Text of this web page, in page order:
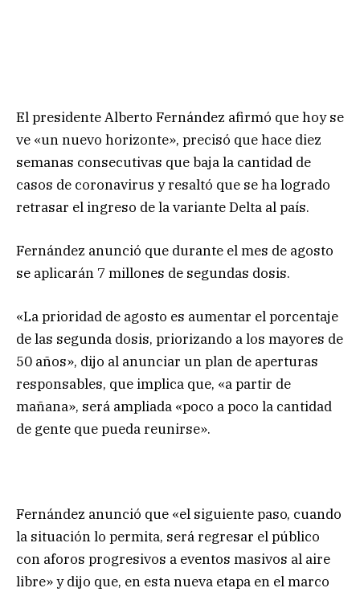
El presidente Alberto Fernández afirmó que hoy se
ve «un nuevo horizonte», precisó que hace diez
semanas consecutivas que baja la cantidad de
casos de coronavirus y resaltó que se ha logrado
retrasar el ingreso de la variante Delta al país.
Fernández anunció que durante el mes de agosto
se aplicarán 7 millones de segundas dosis.
«La prioridad de agosto es aumentar el porcentaje
de las segunda dosis, priorizando a los mayores de
50 años», dijo al anunciar un plan de aperturas
responsables, que implica que, «a partir de
mañana», será ampliada «poco a poco la cantidad
de gente que pueda reunirse».
Fernández anunció que «el siguiente paso, cuando
la situación lo permita, será regresar el público
con aforos progresivos a eventos masivos al aire
libre» y dijo que, en esta nueva etapa en el marco